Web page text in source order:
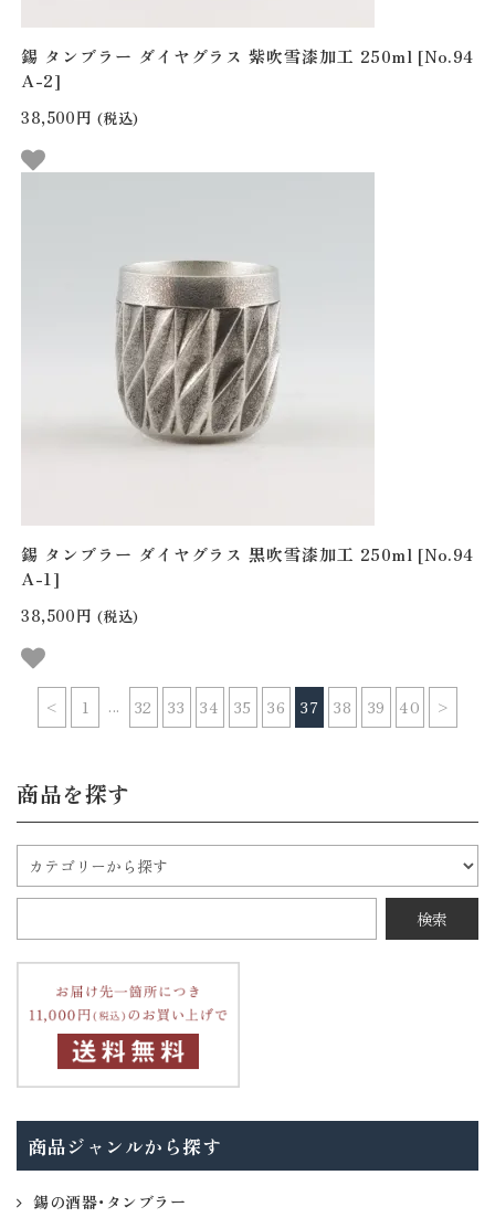
錫 タンブラー ダイヤグラス 紫吹雪漆加工 250ml [No.94
A-2]
38,500円 (税込)
錫 タンブラー ダイヤグラス 黒吹雪漆加工 250ml [No.94
A-1]
38,500円 (税込)
< 1 ... 32 33 34 35 36 37 38 39 40 >
商品を探す
商品ジャンルから探す
錫の酒器・タンブラー